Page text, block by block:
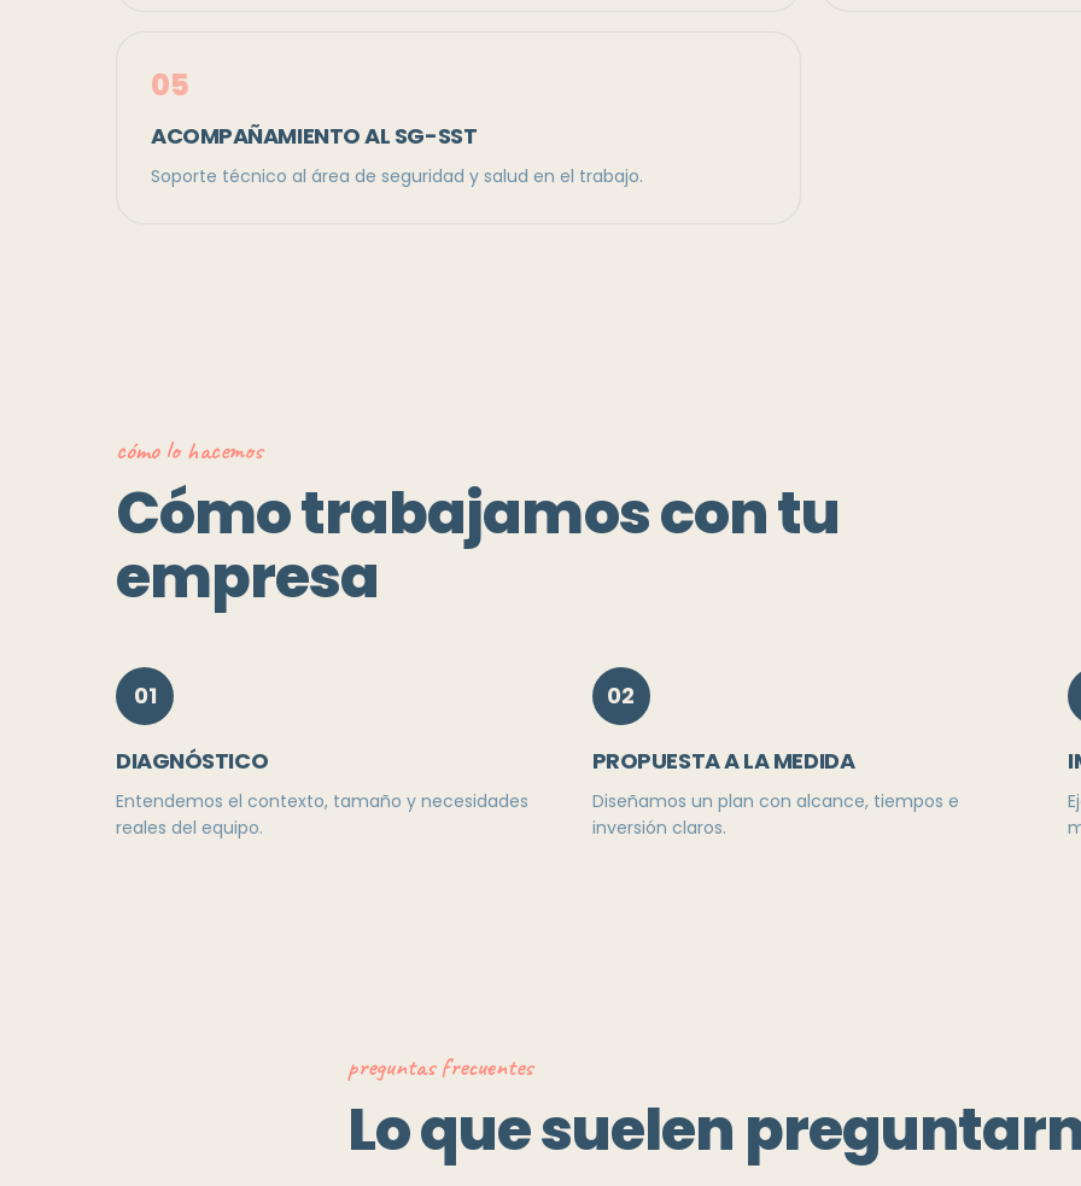
05
ACOMPAÑAMIENTO AL SG-SST
Soporte técnico al área de seguridad y salud en el trabajo.
cómo lo hacemos
Cómo trabajamos con tu
empresa
01
DIAGNÓSTICO
Entendemos el contexto, tamaño y necesidades
reales del equipo.
02
PROPUESTA A LA MEDIDA
Diseñamos un plan con alcance, tiempos e
inversión claros.
preguntas frecuentes
Lo que suelen